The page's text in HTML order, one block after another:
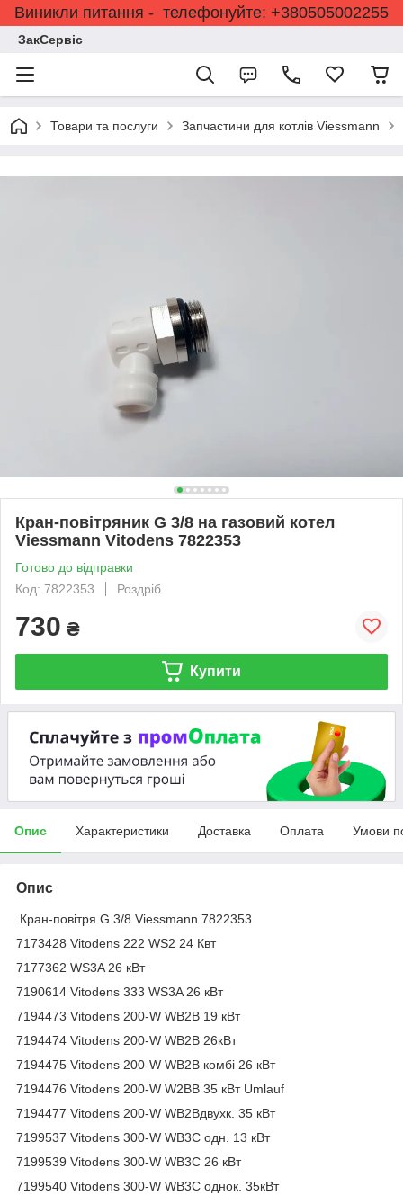
Виникли питання - телефонуйте: +380505002255
ЗакСервіс
Товари та послуги Запчастини для котлів Viessmann
Кран-повітряник G 3/8 на газовий котел
Viessmann Vitodens 7822353
Готово до відправки
Код: 7822353
Роздріб
730 ₴
Купити
Опис Характеристики Доставка Оплата Умови
Опис
Кран-повітря G 3/8 Viessmann 7822353
7173428 Vitodens 222 WS2 24 Квт
7177362 WS3A 26 кВт
7190614 Vitodens 333 WS3A 26 кВт
7194473 Vitodens 200-W WB2B 19 кВт
7194474 Vitodens 200-W WB2B 26кВт
7194475 Vitodens 200-W WB2B комбі 26 кВт
7194476 Vitodens 200-W W2BB 35 кВт Umlauf
7194477 Vitodens 200-W WB2Bдвухк. 35 кВт
7199537 Vitodens 300-W WB3C одн. 13 кВт
7199539 Vitodens 300-W WB3C 26 кВт
7199540 Vitodens 300-W WB3C однок. 35кВт